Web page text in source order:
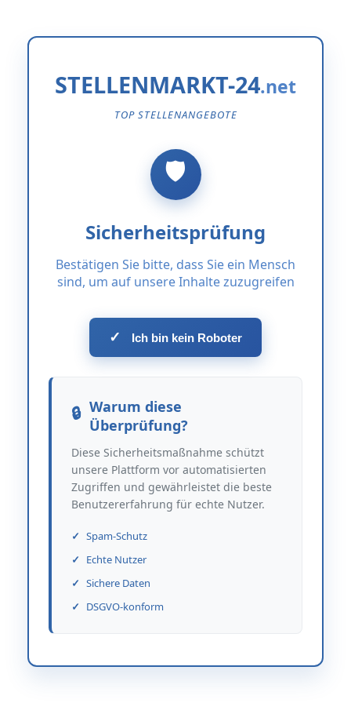
STELLENMARKT-24
TOP STELLENANGEBOTE
Sicherheitsprüfung
Bestätigen Sie bitte, dass Sie ein Mensch
sind, um auf unsere Inhalte zuzugreifen
✓ Ich bin kein Roboter
Warum diese
Überprüfung?
Diese Sicherheitsmaßnahme schützt
unsere Plattform vor automatisierten
Zugriffen und gewährleistet die beste
Benutzererfahrung für echte Nutzer.
Spam-Schutz
Echte Nutzer
Sichere Daten
DSGVO-konform